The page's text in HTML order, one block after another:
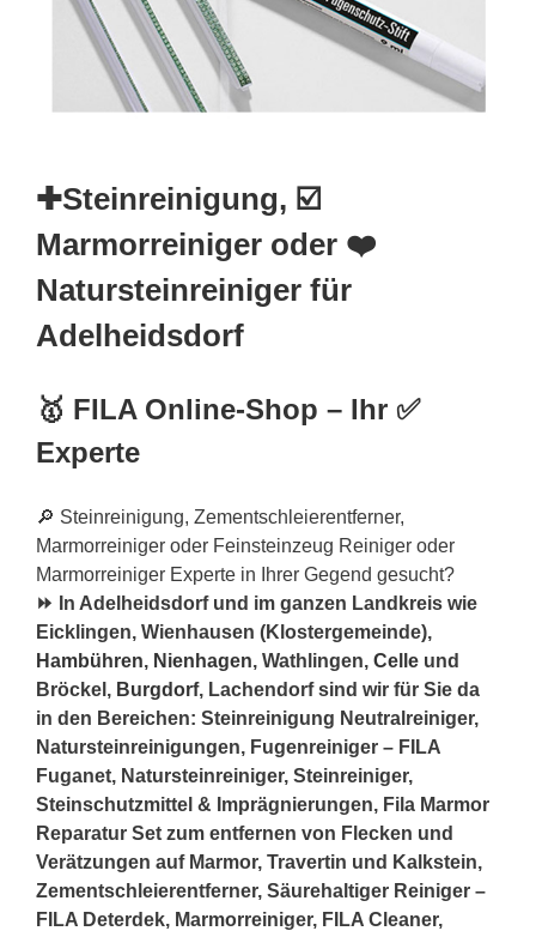
✚Steinreinigung, ☑️
Marmorreiniger oder ❤️
Natursteinreiniger für
Adelheidsdorf
🥇 FILA Online-Shop – Ihr ✅
Experte
🔎 Steinreinigung, Zementschleierentferner,
Marmorreiniger oder Feinsteinzeug Reiniger oder
Marmorreiniger Experte in Ihrer Gegend gesucht?
⏩ In Adelheidsdorf und im ganzen Landkreis wie
Eicklingen, Wienhausen (Klostergemeinde),
Hambühren, Nienhagen, Wathlingen, Celle und
Bröckel, Burgdorf, Lachendorf sind wir für Sie da
in den Bereichen: Steinreinigung Neutralreiniger,
Natursteinreinigungen, Fugenreiniger – FILA
Fuganet, Natursteinreiniger, Steinreiniger,
Steinschutzmittel & Imprägnierungen, Fila Marmor
Reparatur Set zum entfernen von Flecken und
Verätzungen auf Marmor, Travertin und Kalkstein,
Zementschleierentferner, Säurehaltiger Reiniger –
FILA Deterdek, Marmorreiniger, FILA Cleaner,